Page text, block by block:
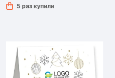
5 раз купили